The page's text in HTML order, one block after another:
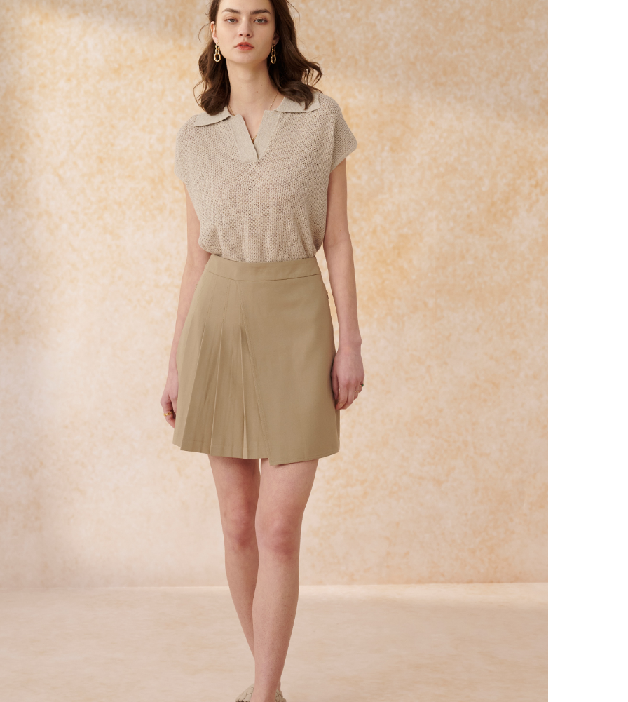
先享後付繳納相關費用。
※ 交易是否成功請以「AFTEE先享後付 」之結帳頁面顯示為準，若有關於
是否繳費成功／繳費後需取消欲退款等相關疑問，請聯繫「AFTEE先享後
付客戶支援中心」
https://netprotections.freshdesk.com/support/home
【注意事項】
１．透過由恩沛科技股份有限公司提供之「AFTEE先享後付」服務完成之
交易，需依本服務之必要範圍內提供個人資料，並將交易相關給付款項請
求債權轉讓予恩沛科技股份有限公司。
２．關於個人資料處理事宜，請瀏覽以下網址：
https://aftee.tw/terms/#terms3
３．未成年的使用者請事先徵得法定代理人或監護人之同意方可使用
「AFTEE先享後付」，若未經同意申辦者引起之損失，本公司不負相關責
任。
４．使用「AFTEE先享後付」時，將依據個別帳號之用戶狀況，依本公司
即時審查核予不同之上限額度；若仍有額度不足之情形，本公司將視審查
結果請求用戶進行身份認證。
５．嚴禁一人註冊多個帳號或使用他人資訊註冊。若發現惡意使用之情
形，恩沛科技股份有限公司將有權停止該用戶之使用額度並採取法律行
動。